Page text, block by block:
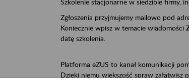
Szkolenie stacjonarne w siedzibie firmy,
Zgłoszenia przyjmujemy mailowo pod
Koniecznie wpisz w temacie wiadomości
datę szkolenia.
Platforma eZUS to kanał komunikacji
Dzięki niemu większość spraw załatwisz